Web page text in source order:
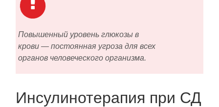
Повышенный уровень глюкозы в
крови — постоянная угроза для всех
органов человеческого организма.
Инсулинотерапия при СД